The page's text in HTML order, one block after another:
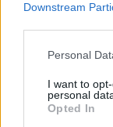
Downstream
Personal
I want to
personal
Opted In